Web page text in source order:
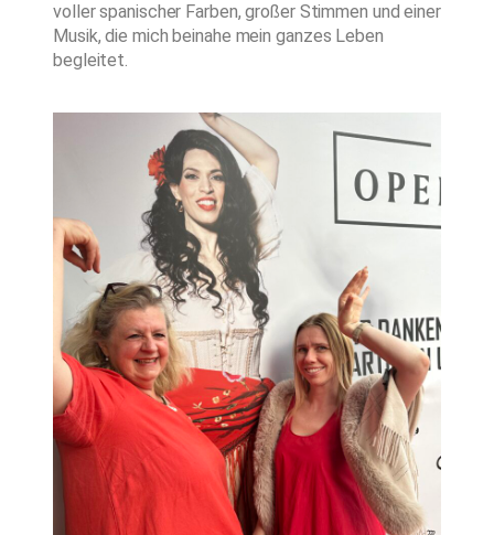
voller spanischer Farben, großer Stimmen und einer
Musik, die mich beinahe mein ganzes Leben
begleitet.